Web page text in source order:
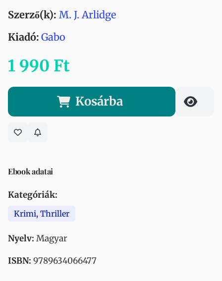
Szerző(k): M. J. Arlidge
Kiadó: Gabo
1 990 Ft
Kosárba
Ebook adatai
Kategóriák:
Krimi, Thriller
Nyelv: Magyar
ISBN: 9789634066477